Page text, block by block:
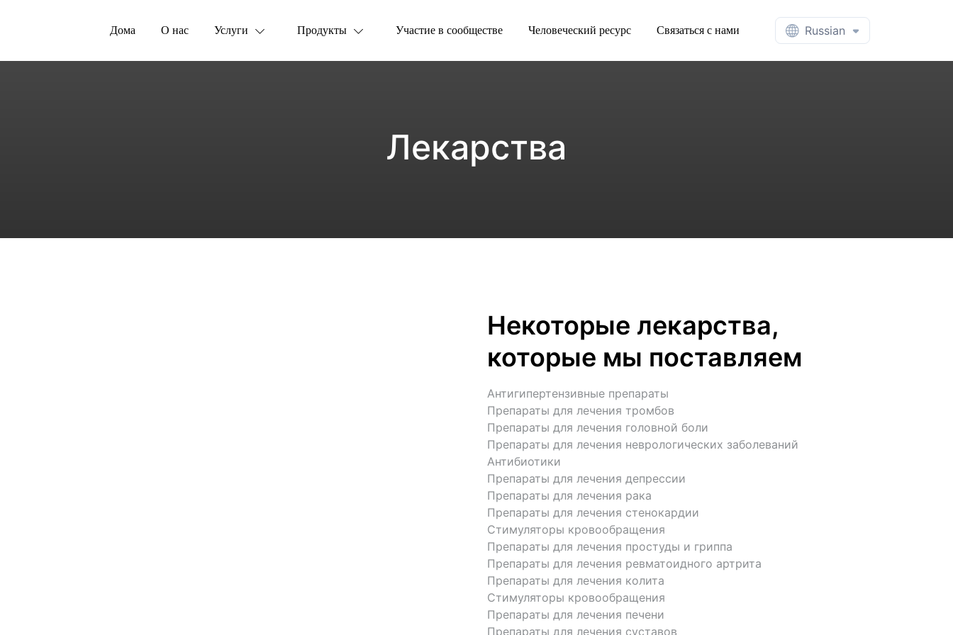
Дома О нас Услуги Продукты Участие в сообществе Человеческий ресурс Связаться с нами Russian
Лекарства
Некоторые лекарства,
которые мы поставляем
Антигипертензивные препараты
Препараты для лечения тромбов
Препараты для лечения головной боли
Препараты для лечения неврологических заболеваний
Антибиотики
Препараты для лечения депрессии
Препараты для лечения рака
Препараты для лечения стенокардии
Стимуляторы кровообращения
Препараты для лечения простуды и гриппа
Препараты для лечения ревматоидного артрита
Препараты для лечения колита
Стимуляторы кровообращения
Препараты для лечения печени
Препараты для лечения суставов